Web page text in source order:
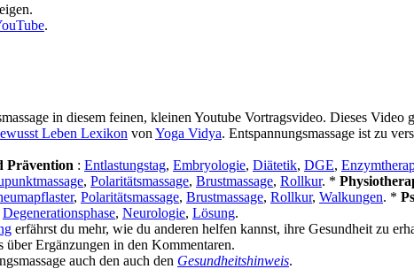
.
in diesem feinen, kleinen Youtube Vortragsvideo. Dieses Video
Leben Lexikon von Yoga Vidya. Entspannungsmassage ist zu
Prävention : Entlastungstag, Embryologie, Diätetik, DGE,
, Polaritätsmassage, Brustmassage, Rollkur. *
, Polaritätsmassage, Brustmassage, Rollkur, Walkungen. *
Degenerationsphase, Neurologie, Lösung.
erfährst du mehr, wie du anderen helfen kannst, ihre Gesundheit zu
Ergänzungen in den Kommentaren.
auch den auch den Gesundheitshinweis.